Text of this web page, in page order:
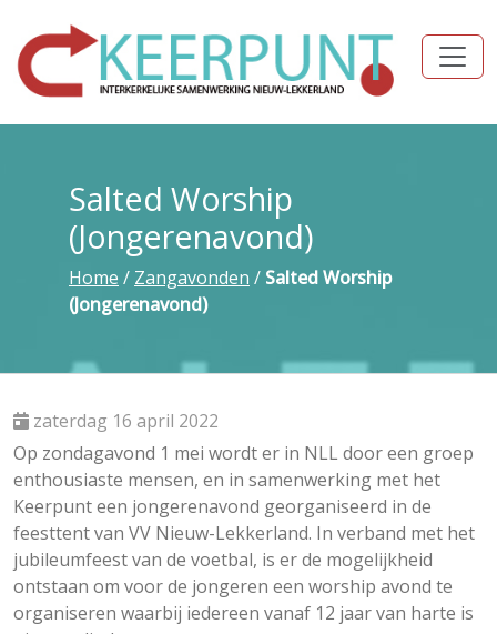
Salted Worship
(Jongerenavond)
Home / Zangavonden / Salted Worship
(Jongerenavond)
zaterdag 16 april 2022
Op zondagavond 1 mei wordt er in NLL door een groep
enthousiaste mensen, en in samenwerking met het
Keerpunt een jongerenavond georganiseerd in de
feesttent van VV Nieuw-Lekkerland. In verband met het
jubileumfeest van de voetbal, is er de mogelijkheid
ontstaan om voor de jongeren een worship avond te
organiseren waarbij iedereen vanaf 12 jaar van harte is